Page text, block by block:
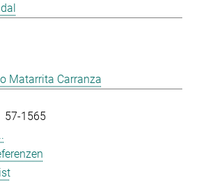
Matarrita Carranza
57-1565